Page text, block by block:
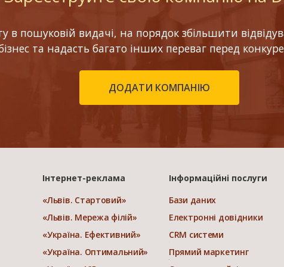
пошуковій видачі, на порядок збільшити
та надасть багато інших переваг перед
ДОДАТИ КОМПАНІЮ
Інтернет-реклама
«Львів. Стартовий»
«Львів. Мережа філій»
«Україна. Ефективний»
«Україна. Оптимальний»
Інформаційні послуги
Бази даних
Електронні довідники
CRM системи
Прямий маркетинг